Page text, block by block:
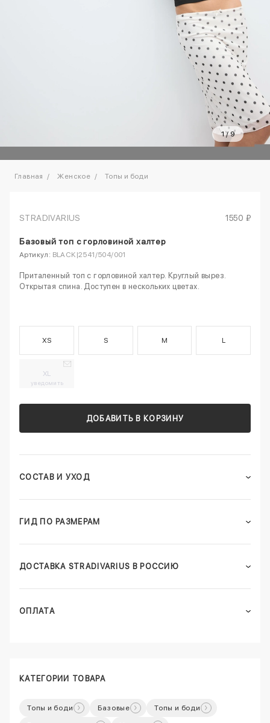
1/9
Главная Женское Топы и боди
STRADIVARIUS 1550 ₽
Базовый топ с горловиной халтер
Артикул: BLACK|2541/504/001
Приталенный топ с горловиной халтер. Круглый вырез.
Открытая спина. Доступен в нескольких цветах.
XS S M L
XL
уведомить
ДОБАВИТЬ В КОРЗИНУ
СОСТАВ И УХОД
ГИД ПО РАЗМЕРАМ
ДОСТАВКА STRADIVARIUS В РОССИЮ
ОПЛАТА
КАТЕГОРИИ ТОВАРА
Топы и боди Базовые Топы и боди